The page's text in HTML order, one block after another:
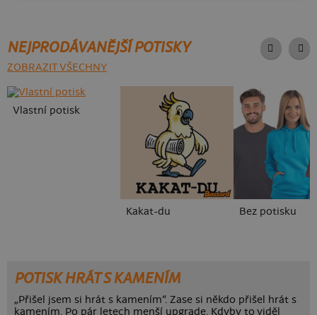
NEJPRODÁVANĚJŠÍ POTISKY
ZOBRAZIT VŠECHNY
Vlastní potisk
Kakat-du Bez potisku
POTISK HRÁT S KAMENÍM
„Přišel jsem si hrát s kamením“. Zase si někdo přišel hrát s
kamením. Po pár letech menší upgrade. Kdyby to viděl